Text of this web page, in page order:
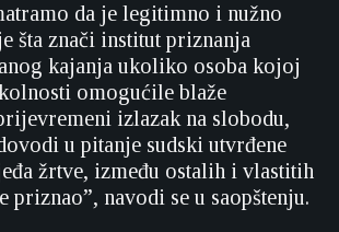
da je legitimno i nužno
šta znači institut priznanja
kajanja ukoliko osoba kojoj
omogućile blaže
izlazak na slobodu,
u pitanje sudski utvrđene
žrtve, između ostalih i vlastitih
priznao”, navodi se u saopštenju.